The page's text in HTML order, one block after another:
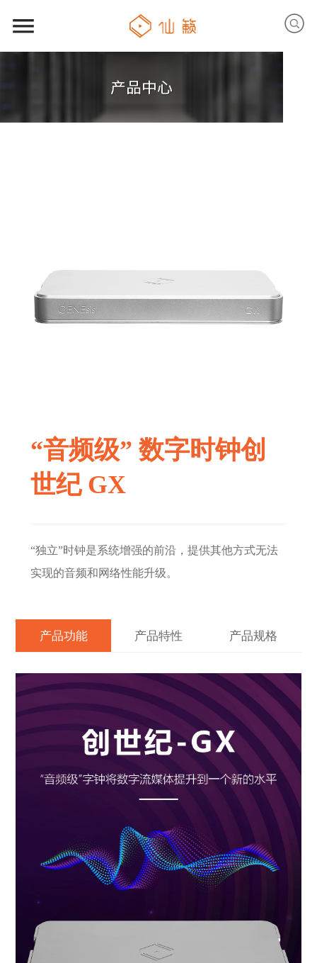
“音频级” 数字时钟创
世纪 GX
“独立”时钟是系统增强的前沿，提供其他方式无法
实现的音频和网络性能升级。
产品功能 产品特性 产品规格